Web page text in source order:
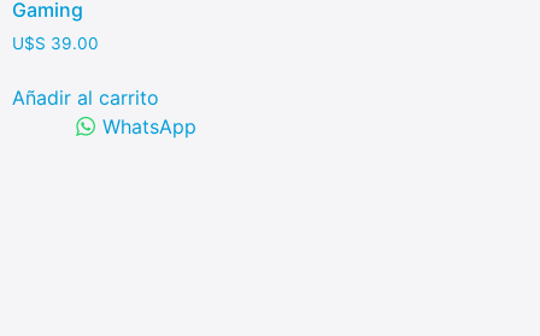
Gaming
U$S 39.00
Añadir al carrito
WhatsApp